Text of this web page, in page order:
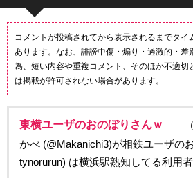
コメントが投稿されてから表示されるまでタイ
あります。なお、誹謗中傷・煽り・過激的・差
為、短い内容や重複コメント、そのほか不適切
は掲載が許可されない場合があります。
東横ユーザのおのぼりさんｗ
かべ (@Makanichi3)が相鉄ユーザの
tynorurun) は横浜駅熟知してる利用